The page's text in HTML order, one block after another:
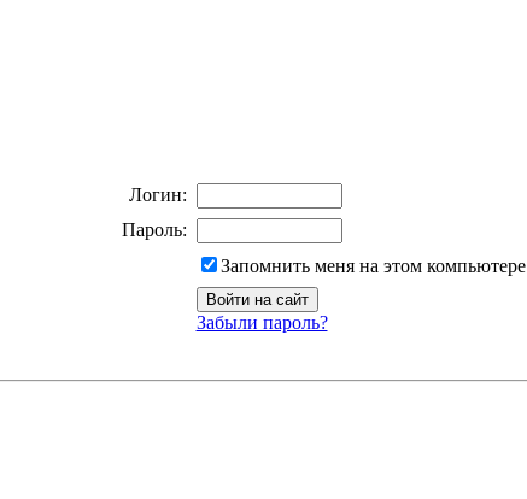
Логин:
Пароль:
Запомнить меня на этом компьютере
Забыли пароль?